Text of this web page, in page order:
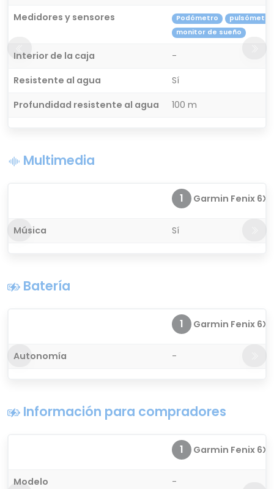
Medidores y sensores Podómetro
pulsómetro
monitor de sueño
Interior de la caja
-
Resistente al agua
Sí
Profundidad resistente al agua
100 m
Multimedia
1 Garmin Fenix 6X
Música Sí
Batería
1 Garmin Fenix 6X
Autonomía -
Información para compradores
1 Garmin Fenix 6X
Modelo
-